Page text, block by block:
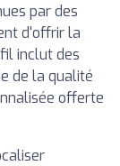
par des
d'offrir la
inclut des
de la qualité
offerte